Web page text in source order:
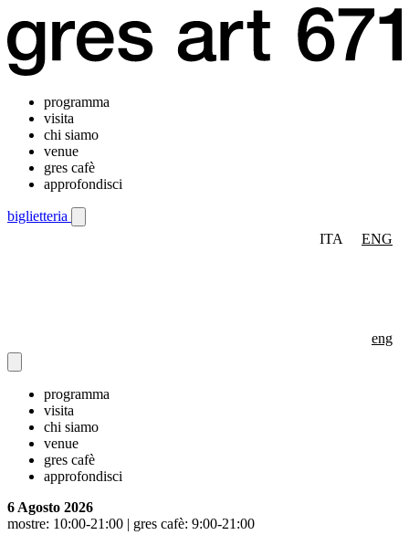
programma
visita
chi siamo
venue
gres cafè
approfondisci
biglietteria
ITA
ENG
eng
programma
visita
chi siamo
venue
gres cafè
approfondisci
6 Agosto 2026
mostre: 10:00-21:00 | gres cafè: 9:00-21:00